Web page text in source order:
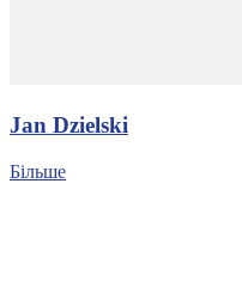
Jan Dzielski
Більше